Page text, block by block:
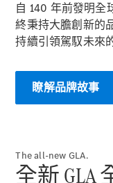
尋找賓
權經銷
轎跑車
自 140 年前發明全
終秉持大膽創新的
持續引領駕馭未來
瞭解品牌故事
The all-new GLA.
全新 GLA